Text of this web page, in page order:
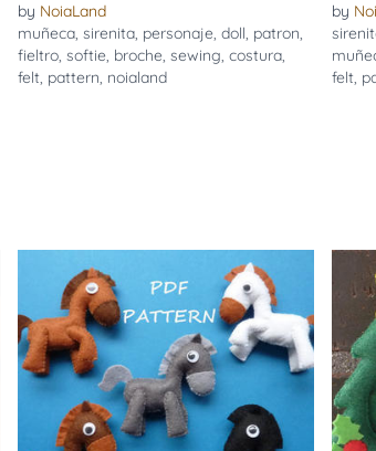
by NoiaLand
muñeca, sirenita, personaje, doll, patron,
fieltro, softie, broche, sewing, costura,
felt, pattern, noialand
by
felt,